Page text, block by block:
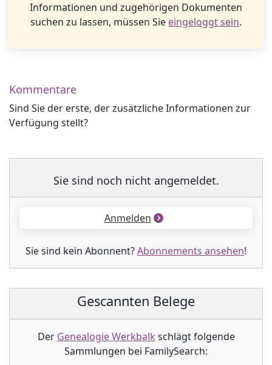
Informationen und zugehörigen Dokumenten
suchen zu lassen, müssen Sie eingeloggt sein.
Kommentare
Sind Sie der erste, der zusätzliche Informationen zur
Verfügung stellt?
Sie sind noch nicht angemeldet.
Anmelden
Sie sind kein Abonnent?Abonnements ansehen!
Gescannten Belege
Der Genealogie Werkbalk schlägt folgende
Sammlungen bei FamilySearch: